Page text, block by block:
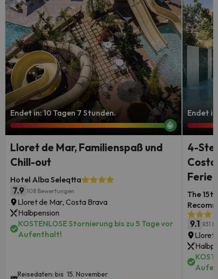
Endet in: 10 Tagen 7 Stunden.
Lloret de Mar, Familienspaß und
Chill-out
Hotel Alba Seleqtta
7.9 108 Bewertungen
Lloret de Mar, Costa Brava
Halbpension
KOSTENLOSE Stornierung bis zu 5 Tage vor
Aufenthalt!
Reisedaten: bis 15. November
Endet
4-
Ferien
The
9.1 831
Lloret